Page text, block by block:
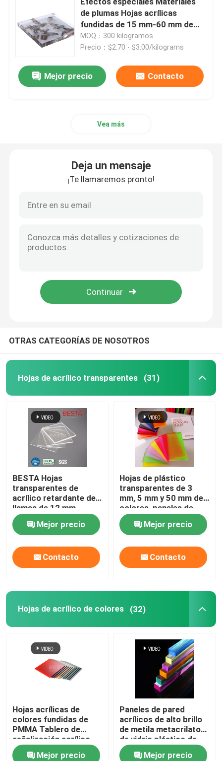
Hojas de acrílico fundido
Hojas de acrílico de colores
Esculturas de arte acrílico
Hoja de acrílico de la guía ligera
Hoja difusora acrílica
Hoja de acrílico de doble capa
Hoja acrílica de burbujas
Las bisagras acrílicas transparentes
Esfera acrílica sólida
Hojas de acrílico de espejo
Hojas acrílicas decorativas
de plumas Hojas acrílicas
fundidas de 15 mm-60 mm de
espesor
MOQ：300 kilogramos
Precio：$2.70 - $3.00/kilograms
Mejor precio Contacto
Vea más
Deja un mensaje
¡Te llamaremos pronto!
OTRAS CATEGORÍAS DE NOSOTROS
Hojas de acrílico transparentes (31)
BESTA Hojas
transparentes de
acrílico retardante de
llamas de 12 mm
personalizables
Mejor precio
Contacto
Hojas de plástico
transparentes de 3
mm, 5 mm y 50 mm de
colores, paneles de
pared acrílicos
transparentes
Mejor precio
Contacto
Hojas de acrílico de colores (32)
Hojas acrílicas de
colores fundidas de
PMMA Tablero de
señalización acrílico
LED 4ft X 8ft
Mejor precio
Paneles de pared
acrílicos de alto brillo
de metila metacrilato
de vidrio plástico de
hoja 2-120mm
Mejor precio